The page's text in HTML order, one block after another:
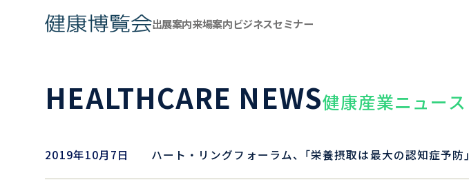
出展案内来場案内ビジネスセミナー
HEALTHCARE NEWS健康産業ニュース
2019年10月7日 ハート・リングフォーラム、｢栄養摂取は最大の認知症予防｣